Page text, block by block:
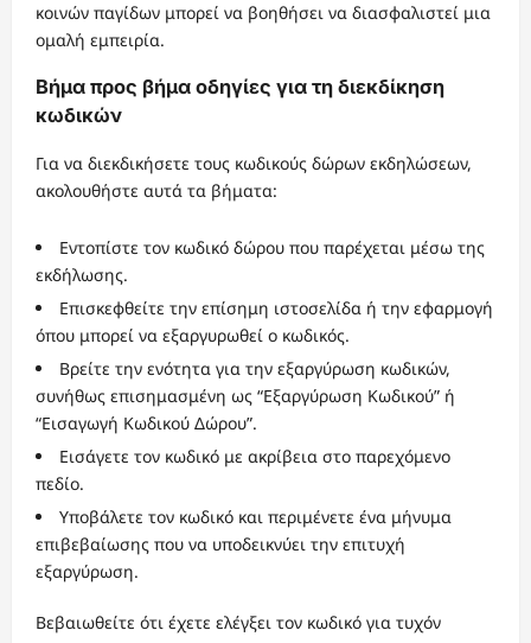
κοινών παγίδων μπορεί να βοηθήσει να διασφαλιστεί μια
ομαλή εμπειρία.
Βήμα προς βήμα οδηγίες για τη διεκδίκηση
κωδικών
Για να διεκδικήσετε τους κωδικούς δώρων εκδηλώσεων,
ακολουθήστε αυτά τα βήματα:
Εντοπίστε τον κωδικό δώρου που παρέχεται μέσω της
εκδήλωσης.
Επισκεφθείτε την επίσημη ιστοσελίδα ή την εφαρμογή
όπου μπορεί να εξαργυρωθεί ο κωδικός.
Βρείτε την ενότητα για την εξαργύρωση κωδικών,
συνήθως επισημασμένη ως “Εξαργύρωση Κωδικού” ή
“Εισαγωγή Κωδικού Δώρου”.
Εισάγετε τον κωδικό με ακρίβεια στο παρεχόμενο
πεδίο.
Υποβάλετε τον κωδικό και περιμένετε ένα μήνυμα
επιβεβαίωσης που να υποδεικνύει την επιτυχή
εξαργύρωση.
Βεβαιωθείτε ότι έχετε ελέγξει τον κωδικό για τυχόν